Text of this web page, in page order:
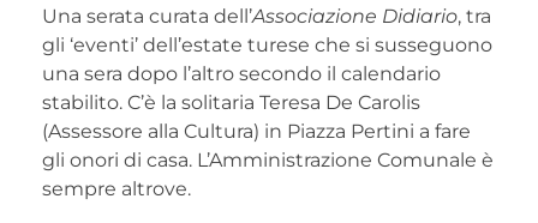
Una serata curata dell’Associazione Didiario, tra
gli ‘eventi’ dell’estate turese che si susseguono
una sera dopo l’altro secondo il calendario
stabilito. C’è la solitaria Teresa De Carolis
(Assessore alla Cultura) in Piazza Pertini a fare
gli onori di casa. L’Amministrazione Comunale è
sempre altrove.